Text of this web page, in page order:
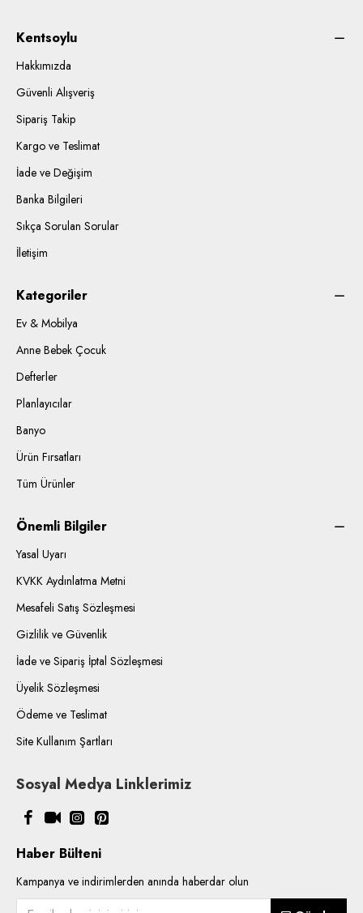
Kentsoylu
Hakkımızda
Güvenli Alışveriş
Sipariş Takip
Kargo ve Teslimat
İade ve Değişim
Banka Bilgileri
Sıkça Sorulan Sorular
İletişim
Kategoriler
Ev & Mobilya
Anne Bebek Çocuk
Defterler
Planlayıcılar
Banyo
Ürün Fırsatları
Tüm Ürünler
Önemli Bilgiler
Yasal Uyarı
KVKK Aydınlatma Metni
Mesafeli Satış Sözleşmesi
Gizlilik ve Güvenlik
İade ve Sipariş İptal Sözleşmesi
Üyelik Sözleşmesi
Ödeme ve Teslimat
Site Kullanım Şartları
Sosyal Medya Linklerimiz
Haber Bülteni
Kampanya ve indirimlerden anında haberdar olun